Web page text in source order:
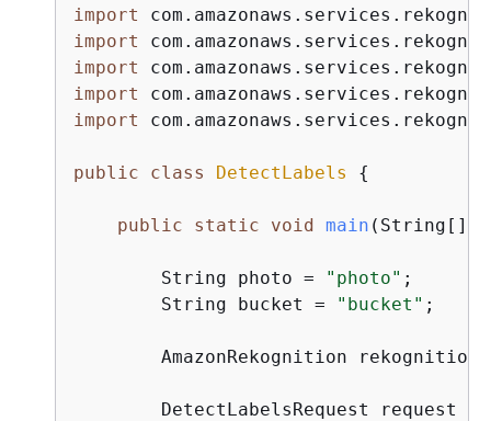
import
import
import
import
import
public class DetectLabels {
public static void main (String[]
        String photo =
"photo" ;
        String bucket =
"bucket" ;
AmazonRekognition
        DetectLabelsRequest request =